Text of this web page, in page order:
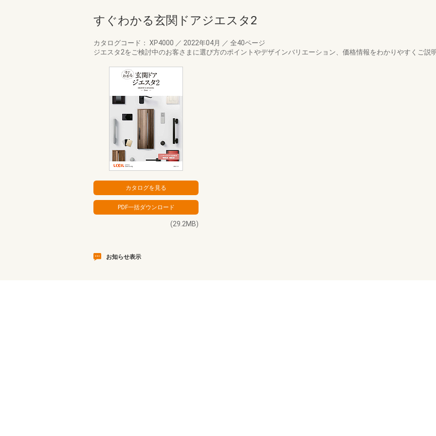
すぐわかる玄関ドアジエスタ2
カタログコード： XP4000 ／ 2022年04月 ／ 全40ページ
ジエスタ2をご検討中のお客さまに選び方のポイントやデザインバリエーション、価格情報をわかりやすくご説
(29.2MB)
お知らせ表示